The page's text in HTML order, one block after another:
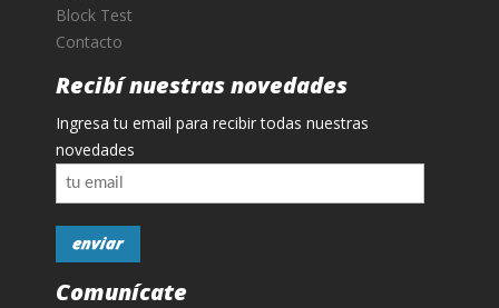
Block Test
Contacto
Recibí nuestras novedades
Ingresa tu email para recibir todas nuestras
novedades
Comunícate